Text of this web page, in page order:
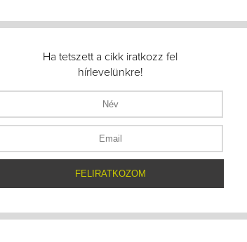
Ha tetszett a cikk iratkozz fel
hírlevelünkre!